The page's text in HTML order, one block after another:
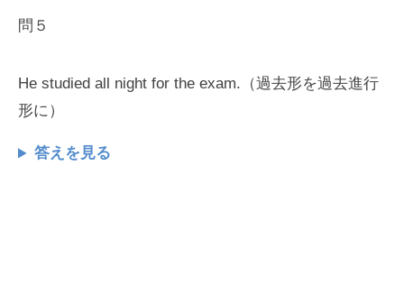
問５
He studied all night for the exam.（過去形を過去進行
形に）
答えを見る